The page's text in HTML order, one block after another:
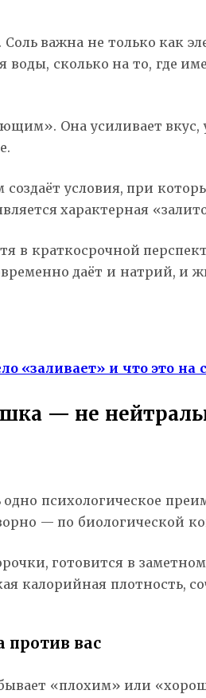
важна не только как
сколько на то, где
Она усиливает
условия, при
характерная
в краткосрочной
даёт и натрий,
«заливает» и что это на
— не
психологическое
— по биологической
готовится в
калорийная плотность,
против вас
«плохим» или